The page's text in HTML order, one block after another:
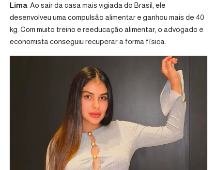
Lima . Ao sair da casa mais vigiada do Brasil, ele
desenvolveu uma compulsão alimentar e ganhou mais de 40
kg. Com muito treino e reeducação alimentar, o advogado e
economista conseguiu recuperar a forma física.